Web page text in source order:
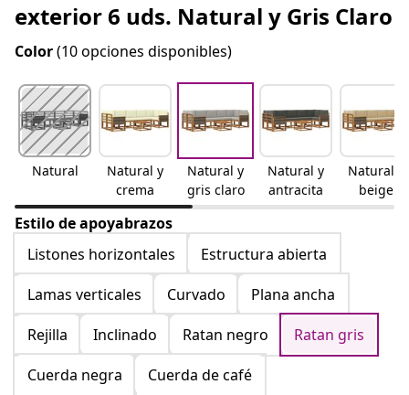
exterior 6 uds. Natural y Gris Claro
Color(10 opciones disponibles)
Natural
Natural y
crema
Natural y
gris claro
Natural y
antracita
Natural y
beige
Estilo de apoyabrazos
Listones horizontales
Estructura abierta
Lamas verticales
Curvado
Plana ancha
Rejilla
Inclinado Ratan negro
Ratan gris
Cuerda negra
Cuerda de café